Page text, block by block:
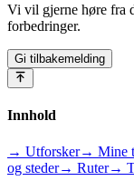
Vi vil gjerne høre fra
forbedringer.
Gi tilbakemelding
Innhold
→ Utforsker→ Mine
og steder→ Ruter→